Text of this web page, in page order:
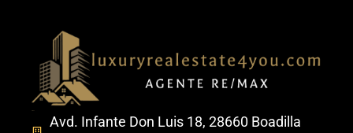
Avd. Infante Don Luis 18, 28660 Boadilla